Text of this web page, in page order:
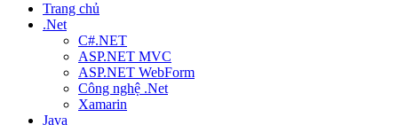
Trang chủ
.Net
C#.NET
ASP.NET MVC
ASP.NET WebForm
Công nghệ .Net
Xamarin
Java